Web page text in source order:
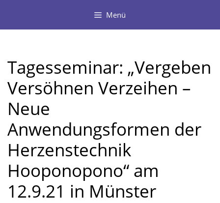
Menü
Tagesseminar: „Vergeben
Versöhnen Verzeihen –
Neue
Anwendungsformen der
Herzenstechnik
Hooponopono“ am
12.9.21 in Münster